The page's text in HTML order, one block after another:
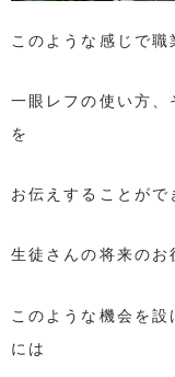
このような感じで職
一眼レフの使い方
を
お伝えすることがで
生徒さんの将来のお
このような機会を
には